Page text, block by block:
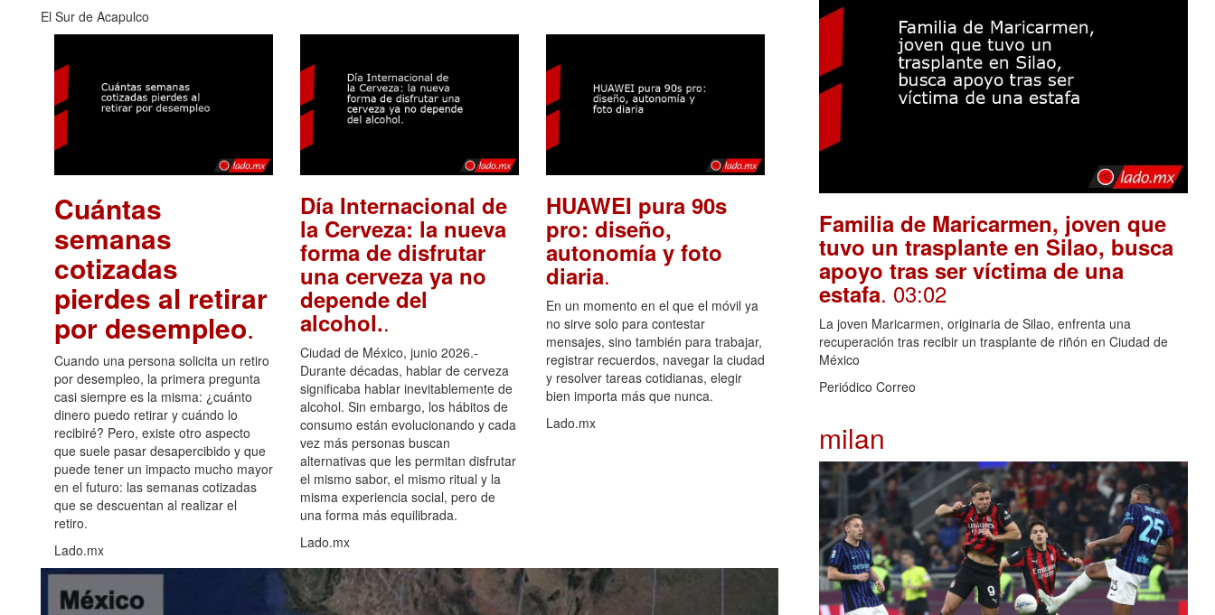
El Sur de Acapulco
Cuántas
semanas
cotizadas
pierdes al retirar
por desempleo.
Cuando una persona solicita un retiro
por desempleo, la primera pregunta
casi siempre es la misma: ¿cuánto
dinero puedo retirar y cuándo lo
recibiré? Pero, existe otro aspecto
que suele pasar desapercibido y que
puede tener un impacto mucho mayor
en el futuro: las semanas cotizadas
que se descuentan al realizar el
retiro.
Lado.mx
Día Internacional de
la Cerveza: la nueva
forma de disfrutar
una cerveza ya no
depende del
alcohol..
Ciudad de México, junio 2026.-
Durante décadas, hablar de cerveza
significaba hablar inevitablemente de
alcohol. Sin embargo, los hábitos de
consumo están evolucionando y cada
vez más personas buscan
alternativas que les permitan disfrutar
el mismo sabor, el mismo ritual y la
misma experiencia social, pero de
una forma más equilibrada.
Lado.mx
HUAWEI pura 90s
pro: diseño,
autonomía y foto
diaria.
En un momento en el que el móvil ya
no sirve solo para contestar
mensajes, sino también para trabajar,
registrar recuerdos, navegar la ciudad
y resolver tareas cotidianas, elegir
bien importa más que nunca.
Lado.mx
Familia de Maricarmen, joven que
tuvo un trasplante en Silao, busca
apoyo tras ser víctima de una
estafa. 03:02
La joven Maricarmen, originaria de Silao, enfrenta una
recuperación tras recibir un trasplante de riñón en Ciudad de
México
Periódico Correo
milan